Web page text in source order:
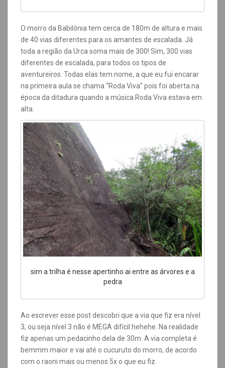
O morro da Babilônia tem cerca de 180m de altura e mais
de 40 vias diferentes para os amantes de escalada. Já
toda a região da Urca soma mais de 300! Sim, 300 vias
diferentes de escalada, para todos os tipos de
aventureiros. Todas elas tem nome, a que eu fui encarar
na primeira aula se chama “Roda Viva” pois foi aberta na
época da ditadura quando a música Roda Viva estava em
alta.
sim a trilha é nesse apertinho ai entre as árvores e a
pedra
Ao escrever esse post descobri que a via que fiz era nível
3, ou seja nível 3 não é MEGA difícil hehehe. Na realidade
fiz apenas um pedacinho dela de 30m. A via completa é
bemmm maior e vai até o cucuruto do morro, de acordo
com o raoni mais ou menos 5x o que eu fiz.